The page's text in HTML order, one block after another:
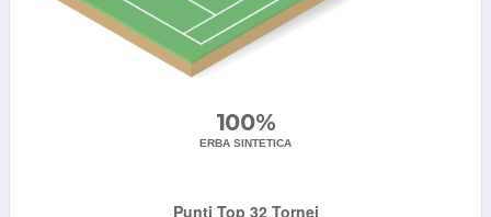
100%
ERBA SINTETICA